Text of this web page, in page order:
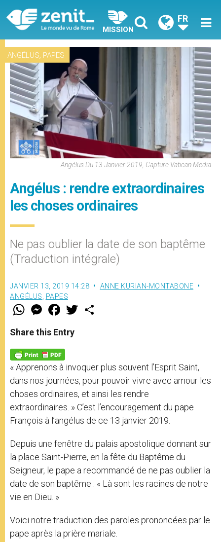
MISSION
FR
ANGÉLUS, PAPES
Angélus Du 13 Janvier 2019, Capture Vatican Media
Angélus : rendre extraordinaires
les choses ordinaires
Ne pas oublier la date de son baptême
(Traduction intégrale)
JANVIER 13, 2019 14:28
ANNE KURIAN-MONTABONE
ANGÉLUS
PAPES
W
t
s
p
p
M
e
s
e
g
e
r
F
a
e
b
o
k
w
Share this Entry
« Apprenons à invoquer plus souvent l’Esprit Saint,
dans nos journées, pour pouvoir vivre avec amour les
choses ordinaires, et ainsi les rendre
extraordinaires. » C’est l’encouragement du pape
François à l’angélus de ce 13 janvier 2019.
Depuis une fenêtre du palais apostolique donnant sur
la place Saint-Pierre, en la fête du Baptême du
Seigneur, le pape a recommandé de ne pas oublier la
date de son baptême : « Là sont les racines de notre
vie en Dieu. »
Voici notre traduction des paroles prononcées par le
pape après la prière mariale.